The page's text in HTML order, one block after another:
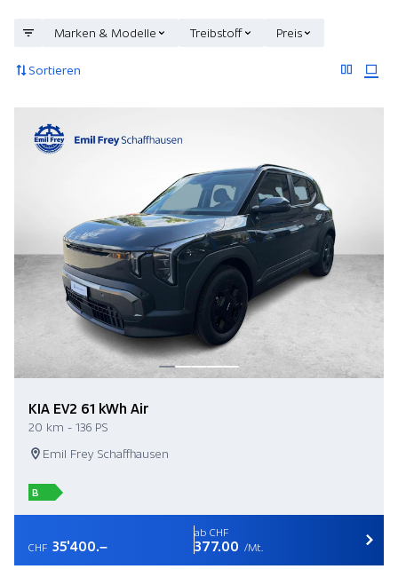
Sortieren
Marken & Modelle Treibstoff Preis
KIA EV2 61 kWh Air
20 km - 136 PS
Emil Frey Schaffhausen
B
CHF 35'400.–
ab CHF
377.00 /Mt.